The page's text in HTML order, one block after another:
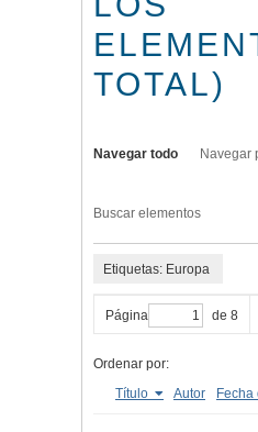
TOTAL)
Navegar todo Navegar
Buscar elementos
Etiquetas: Europa
Página de 8
Ordenar por:
Título
Autor